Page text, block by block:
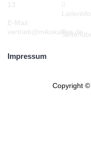
13
E-Mail:
vertrieb@mikokaffee.de
Impressum
Copyright